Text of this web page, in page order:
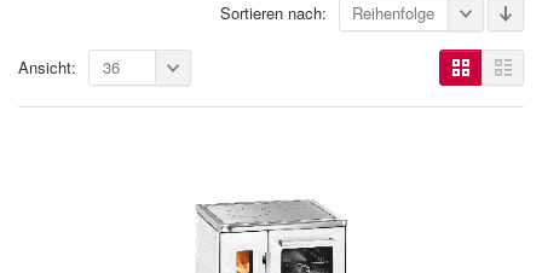
Sortieren nach: Reihenfolge
Ansicht: 36